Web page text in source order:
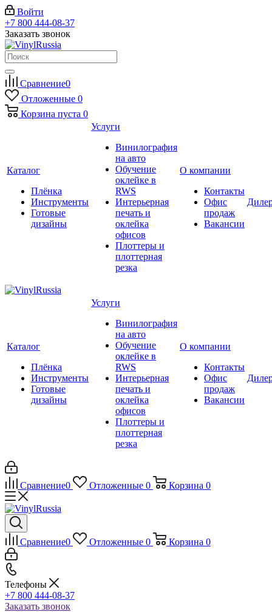
Войти
+7 800 444-08-37
Заказать звонок
Сравнение0
Отложенные 0
Корзина пуста 0
Каталог
Плёнка
Инструменты
Готовые
дизайны
Услуги
Винилография
на авто
Обучение
оклейке в
RWS
Интерьерная
печать и
оклейка
офисов
Плоттеры и
плоттерная
резка
О компании
Контакты
Офис
продаж
Вакансии
Каталог
Плёнка
Инструменты
Готовые
дизайны
Услуги
Винилография
на авто
Обучение
оклейке в
RWS
Интерьерная
печать и
оклейка
офисов
Плоттеры и
плоттерная
резка
О компании
Контакты
Офис
продаж
Вакансии
Сравнение0 Отложенные 0 Корзина 0
Сравнение0 Отложенные 0 Корзина 0
Телефоны
+7 800 444-08-37
Заказать звонок